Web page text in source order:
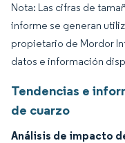
Nota: Las cifras de
informe se generan
propietario de Mordor
datos e información
Tendencias e
de cuarzo
Análisis de impacto